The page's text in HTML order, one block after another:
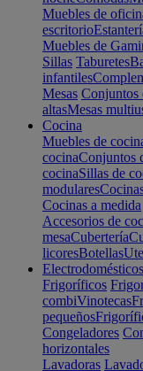
Muebles de
escritorio
Muebles de
Sillas Taburetes
infantiles
Mesas Conjuntos
altasMesas
Cocina
Muebles de
cocinaConjuntos
cocinaSillas de
modulares
Cocinas a medida
Accesorios de
mesaCubertería
licoresBotellas
Electrodomésticos
Frigoríficos
combiVinotecas
pequeños
Congeladores
horizontales
Lavadoras